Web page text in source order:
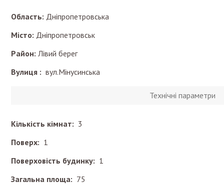
Область: Дніпропетровська
Місто: Дніпропетровськ
Район: Лівий берег
Вулиця : вул.Мінусинська
Технічні параметри
Кількість кімнат: 3
Поверх: 1
Поверховість будинку: 1
Загальна площа: 75